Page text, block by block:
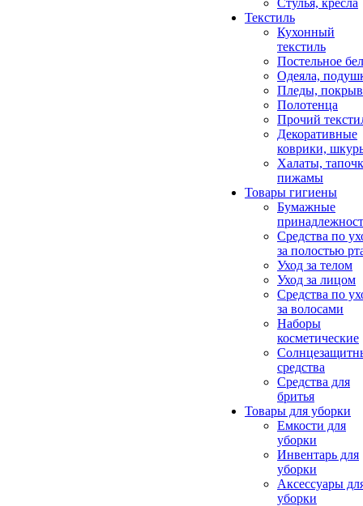
Стулья, кресла
Текстиль
Кухонный
текстиль
Постельное
Одеяла,
Пледы,
Полотенца
Прочий
Декоративные
коврики,
Халаты,
пижамы
Товары гигиены
Бумажные
Средства по
за полостью
Уход за телом
Уход за лицом
Средства по
за волосами
Наборы
косметические
средства
Средства для
бритья
Товары для уборки
Емкости для
уборки
Инвентарь для
уборки
Аксессуары
уборки